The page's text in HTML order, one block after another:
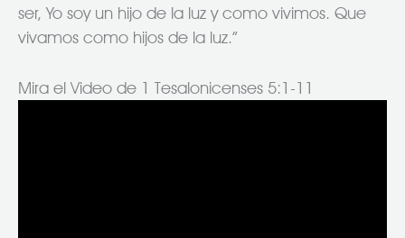
ser, Yo soy un hijo de la luz y como vivimos. Que
vivamos como hijos de la luz.”
Mira el Video de 1 Tesalonicenses 5:1-11